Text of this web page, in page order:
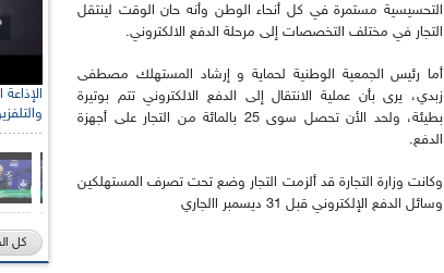
التحسيسية مستمرة في كل أنحاء الوطن وأنه حان الوقت لينتقل
التجار في مختلف التخصصات إلى مرحلة الدفع الالكتروني.
أما رئيس الجمعية الوطنية لحماية و إرشاد المستهلك مصطفى
زبدي، يرى بأن عملية الانتقال إلى الدفع الالكتروني تتم بوتيرة
بطيئة، ولحد الأن تحصل سوى 25 بالمائة من التجار على أجهزة
الدفع.
وكانت وزارة التجارة قد ألزمت التجار وضع تحت تصرف المستهلكين
وسائل الدفع الإلكتروني قبل 31 ديسمبر االجاري
كل